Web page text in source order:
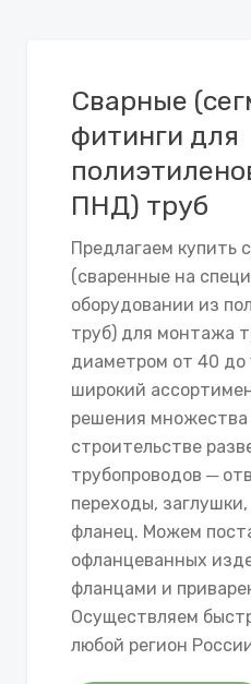
Сварные
фитинги для
ПНД) труб
Предлагаем купить
(сваренные на
оборудовании из
труб) для монтажа
диаметром от 40 до
широкий
решения множества
строительстве
трубопроводов ─
переходы,
фланец. Можем
офланцеванных
фланцами и
Осуществляем
любой регион